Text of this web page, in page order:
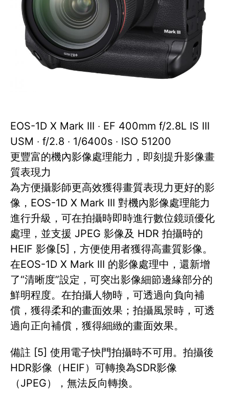
EOS-1D X Mark III ‧ EF 400mm f/2.8L IS III
USM ‧ f/2.8 ‧ 1/6400s ‧ ISO 51200
更豐富的機內影像處理能力，即刻提升影像畫
質表現力
為方便攝影師更高效獲得畫質表現力更好的影
像，EOS-1D X Mark III 對機內影像處理能力
進行升級，可在拍攝時即時進行數位鏡頭優化
處理，並支援 JPEG 影像及 HDR 拍攝時的
HEIF 影像[5]，方便使用者獲得高畫質影像。
在EOS-1D X Mark III 的影像處理中，還新增
了“清晰度”設定，可突出影像細節邊緣部分的
鮮明程度。在拍攝人物時，可透過向負向補
償，獲得柔和的畫面效果；拍攝風景時，可透
過向正向補償，獲得細緻的畫面效果。
備註 [5] 使用電子快門拍攝時不可用。拍攝後
HDR影像（HEIF）可轉換為SDR影像
（JPEG），無法反向轉換。